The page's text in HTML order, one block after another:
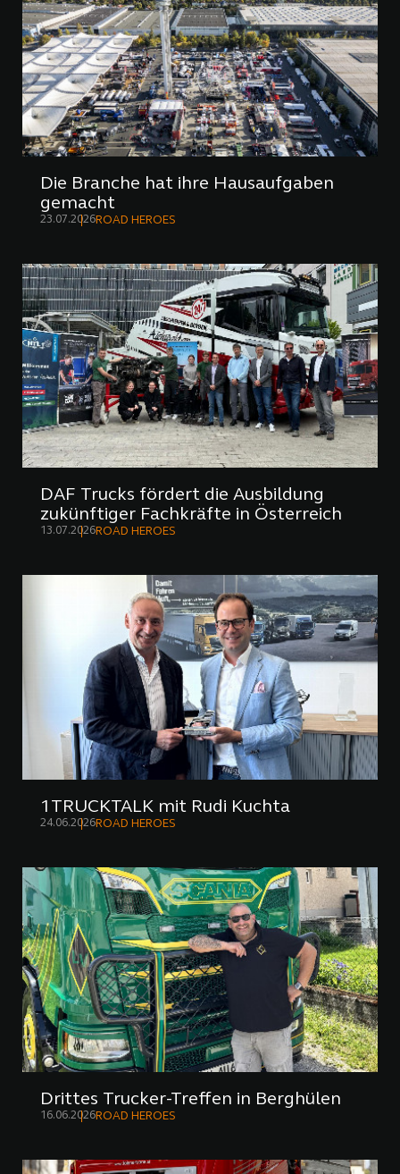
Die Branche hat ihre Hausaufgaben
gemacht
23.07.2026ROAD HEROES
DAF Trucks fördert die Ausbildung
zukünftiger Fachkräfte in Österreich
13.07.2026ROAD HEROES
1TRUCKTALK mit Rudi Kuchta
24.06.2026ROAD HEROES
Drittes Trucker-Treffen in Berghülen
16.06.2026ROAD HEROES